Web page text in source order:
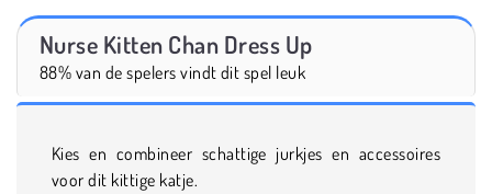
Nurse Kitten Chan Dress Up
88% van de spelers vindt dit spel leuk
Kies en combineer schattige jurkjes en accessoires
voor dit kittige katje.